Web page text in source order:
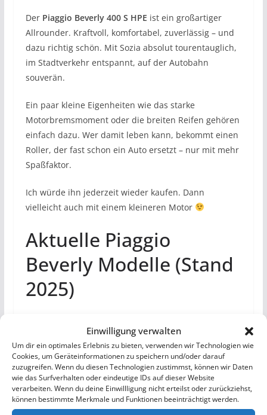
Einwilligung verwalten
Um dir ein optimales Erlebnis zu bieten, verwenden wir Technologien wie
Cookies, um Geräteinformationen zu speichern und/oder darauf
zuzugreifen. Wenn du diesen Technologien zustimmst, können wir Daten
wie das Surfverhalten oder eindeutige IDs auf dieser Website
verarbeiten. Wenn du deine Einwillligung nicht erteilst oder zurückziehst,
können bestimmte Merkmale und Funktionen beeinträchtigt werden.
Der Piaggio Beverly 400 S HPE ist ein großartiger
Allrounder. Kraftvoll, komfortabel, zuverlässig – und
dazu richtig schön. Mit Sozia absolut tourentauglich,
im Stadtverkehr entspannt, auf der Autobahn
souverän.
Ein paar kleine Eigenheiten wie das starke
Motorbremsmoment oder die breiten Reifen gehören
einfach dazu. Wer damit leben kann, bekommt einen
Roller, der fast schon ein Auto ersetzt – nur mit mehr
Spaßfaktor.
Ich würde ihn jederzeit wieder kaufen. Dann
vielleicht auch mit einem kleineren Motor
Aktuelle Piaggio
Beverly Modelle (Stand
2025)
verschiedenen Motorisierungen an. Während
international bereits neue Varianten angekündigt
wurden, istin Deutschland derzeit ausschließlich der
Beverly 400 HPEoffiziell erhältlich. Der kleinere 300
HPE und der neu vorgestellte 310 HPE sind aktuell
nichtauf der deutschen Piaggio-Webseite gelistet.